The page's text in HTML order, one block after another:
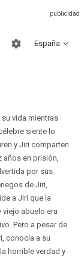
España
vida mientras
siente lo
y Jiri comparten
en prisión,
por sus
de Jiri,
a Jiri que la
viejo abuelo era
Pero a pesar de
conocía a su
horrible verdad y